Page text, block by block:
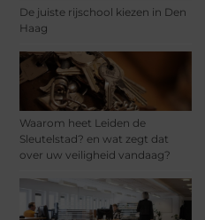
De juiste rijschool kiezen in Den
Haag
Waarom heet Leiden de
Sleutelstad? en wat zegt dat
over uw veiligheid vandaag?